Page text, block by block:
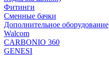
Фитинги
Сменные бачки
Дополнительное оборудование
Walcom
CARBONIO 360
GENESI